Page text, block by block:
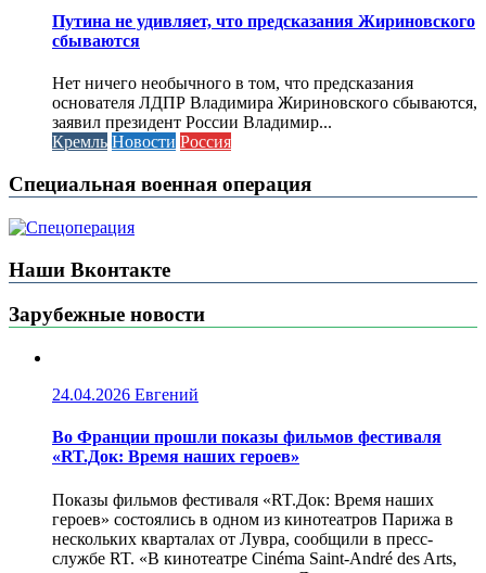
Путина не удивляет, что предсказания Жириновского
сбываются
Нет ничего необычного в том, что предсказания
основателя ЛДПР Владимира Жириновского сбываются,
заявил президент России Владимир...
Кремль Новости Россия
Специальная военная операция
Наши Вконтакте
Зарубежные новости
24.04.2026 Евгений
Во Франции прошли показы фильмов фестиваля
«RT.Док: Время наших героев»
Показы фильмов фестиваля «RT.Док: Время наших
героев» состоялись в одном из кинотеатров Парижа в
нескольких кварталах от Лувра, сообщили в пресс-
службе RT. «В кинотеатре Cinéma Saint-André des Arts,